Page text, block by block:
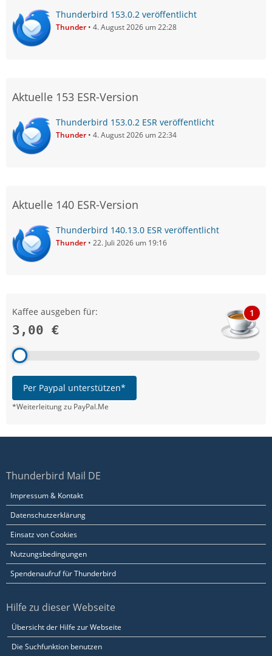
Thunderbird 153.0.2 veröffentlicht
Thunder 4. August 2026 um 22:28
Aktuelle 153 ESR-Version
Thunderbird 153.0.2 ESR veröffentlicht
Thunder 4. August 2026 um 22:34
Aktuelle 140 ESR-Version
Thunderbird 140.13.0 ESR veröffentlicht
Thunder 22. Juli 2026 um 19:16
Kaffee ausgeben für:
3,00 €
1
Per Paypal unterstützen*
*Weiterleitung zu PayPal.Me
Thunderbird Mail DE
Impressum & Kontakt
Datenschutzerklärung
Einsatz von Cookies
Nutzungsbedingungen
Spendenaufruf für Thunderbird
Hilfe zu dieser Webseite
Übersicht der Hilfe zur Webseite
Die Suchfunktion benutzen